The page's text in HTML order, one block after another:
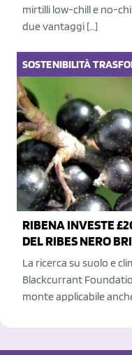
mirtilli low-chill e no-
due vantaggi […]
SOSTENIBILITÀ
RIBENA INVESTE
DEL RIBES NERO
La ricerca su suolo e
Blackcurrant
monte applicabile